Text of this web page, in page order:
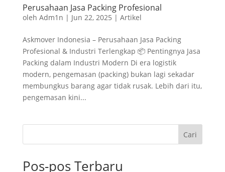
Perusahaan Jasa Packing Profesional
oleh Adm1n | Jun 22, 2025 | Artikel
Askmover Indonesia – Perusahaan Jasa Packing
Profesional & Industri Terlengkap 📦 Pentingnya Jasa
Packing dalam Industri Modern Di era logistik
modern, pengemasan (packing) bukan lagi sekadar
membungkus barang agar tidak rusak. Lebih dari itu,
pengemasan kini...
Cari
Pos-pos Terbaru